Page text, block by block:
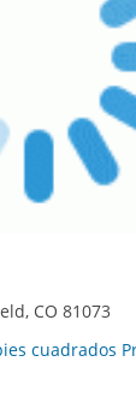
CO 81073
cuadrados